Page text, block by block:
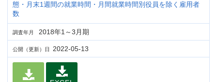
態・月末1週間の就業時間・月間就業時間別役員を除く雇用者
数
調査年月 2018年1～3月期
公開（更新）日 2022-05-13